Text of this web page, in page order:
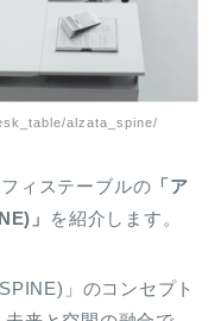
alzata_spine/
ィステーブルの 「ア
」
を紹介します。
」のコンセプト